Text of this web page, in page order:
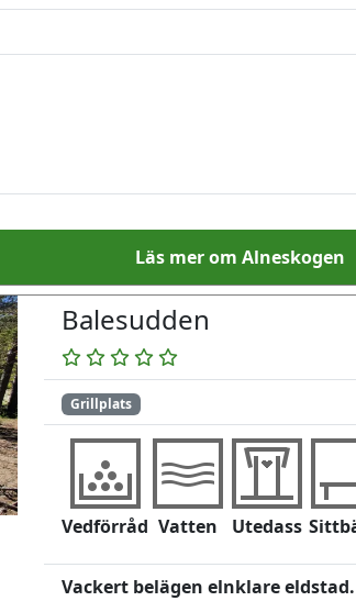
Läs mer om Alneskogen
Balesudden
Grillplats
Vedförråd Vatten Utedass
Vackert belägen elnklare